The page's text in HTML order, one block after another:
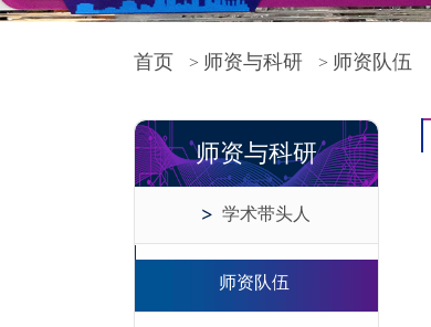
首页 > 师资与科研 > 师资队伍
师资与科研
学术带头人
师资队伍